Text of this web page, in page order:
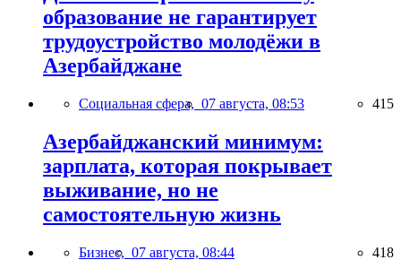
образование не гарантирует
трудоустройство молодёжи в
Азербайджане
Социальная сфера, 07 августа, 08:53 415
Азербайджанский минимум:
зарплата, которая покрывает
выживание, но не
самостоятельную жизнь
Бизнес, 07 августа, 08:44 418